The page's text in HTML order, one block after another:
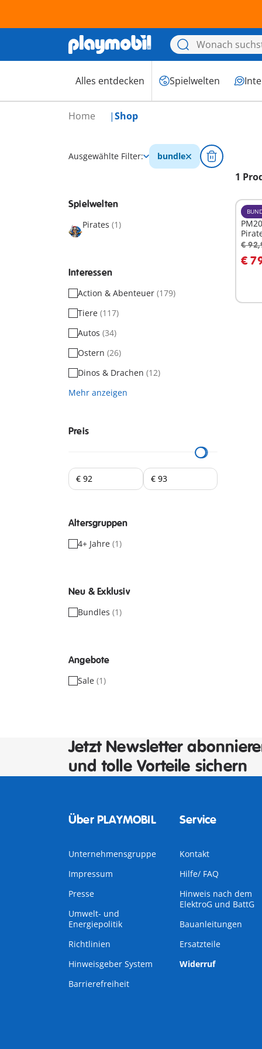
Alles entdecken Spielwelten
Home Shop
Ausgewählte Filter: bundle
1
Spielwelten
Pirates (1)
Interessen
Action & Abenteuer (179)
Tiere (117)
Autos (34)
Ostern (26)
Dinos & Drachen (12)
Mehr anzeigen
Preis
Altersgruppen
4+ Jahre (1)
Neu & Exklusiv
Bundles (1)
Angebote
Sale (1)
€
€
Jetzt Newsletter
und tolle Vorteile sichern
Über PLAYMOBIL
Unternehmensgruppe
Impressum
Presse
Umwelt- und
Energiepolitik
Richtlinien
Hinweisgeber System
Barrierefreiheit
Service
Kontakt
Hilfe/ FAQ
Hinweis nach dem
ElektroG und BattG
Bauanleitungen
Ersatzteile
Widerruf